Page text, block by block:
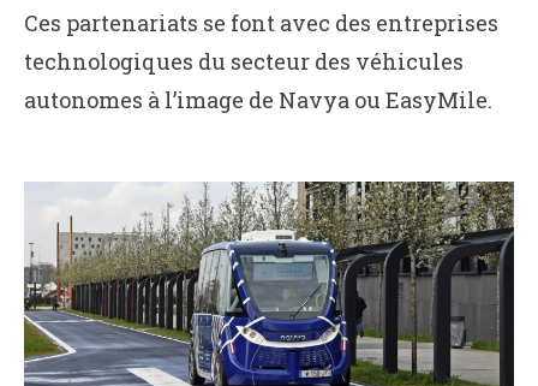
Ces partenariats se font avec des entreprises
technologiques du secteur des véhicules
autonomes à l’image de Navya ou EasyMile.